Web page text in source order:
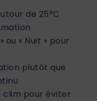
de 25°C
ou « Nuit » pour
plutôt que
clim pour éviter